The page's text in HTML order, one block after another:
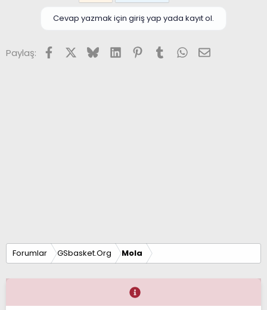
Cevap yazmak için giriş yap yada kayıt ol.
Paylaş: FacebookX (Twitter)
BlueskyLinkedInPinterest
TumblrWhatsApp
E-posta
Forumlar GSbasket.Org Mola